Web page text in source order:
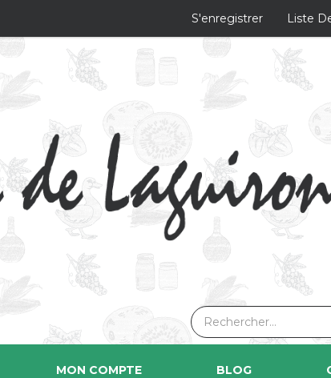
S'enregistrer Liste
MON COMPTE BLOG